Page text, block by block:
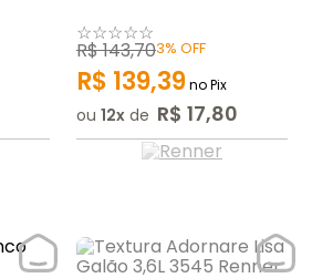
☆☆☆☆☆
R$143,703% OFF
R$ 139,39no Pix
ou 12 de R$ 17,80